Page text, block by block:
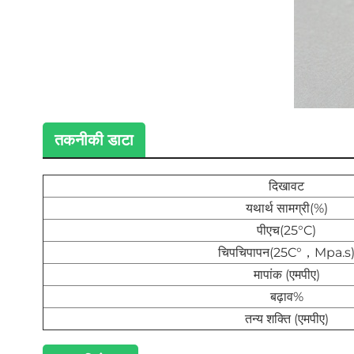
तकनीकी डाटा
दिखावट
यथार्थ सामग्री(%)
पीएच(25°C)
चिपचिपापन(25C°，
मापांक (एमपीए)
बढ़ाव%
तन्य शक्ति (एमपीए)